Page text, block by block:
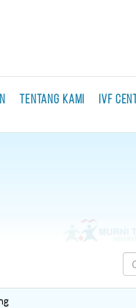
TENTANG KAMI IVF